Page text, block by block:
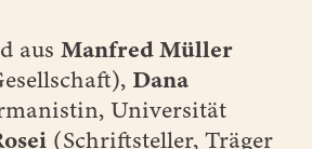
aus Manfred Müller
Dana
Universität
(Schriftsteller, Träger